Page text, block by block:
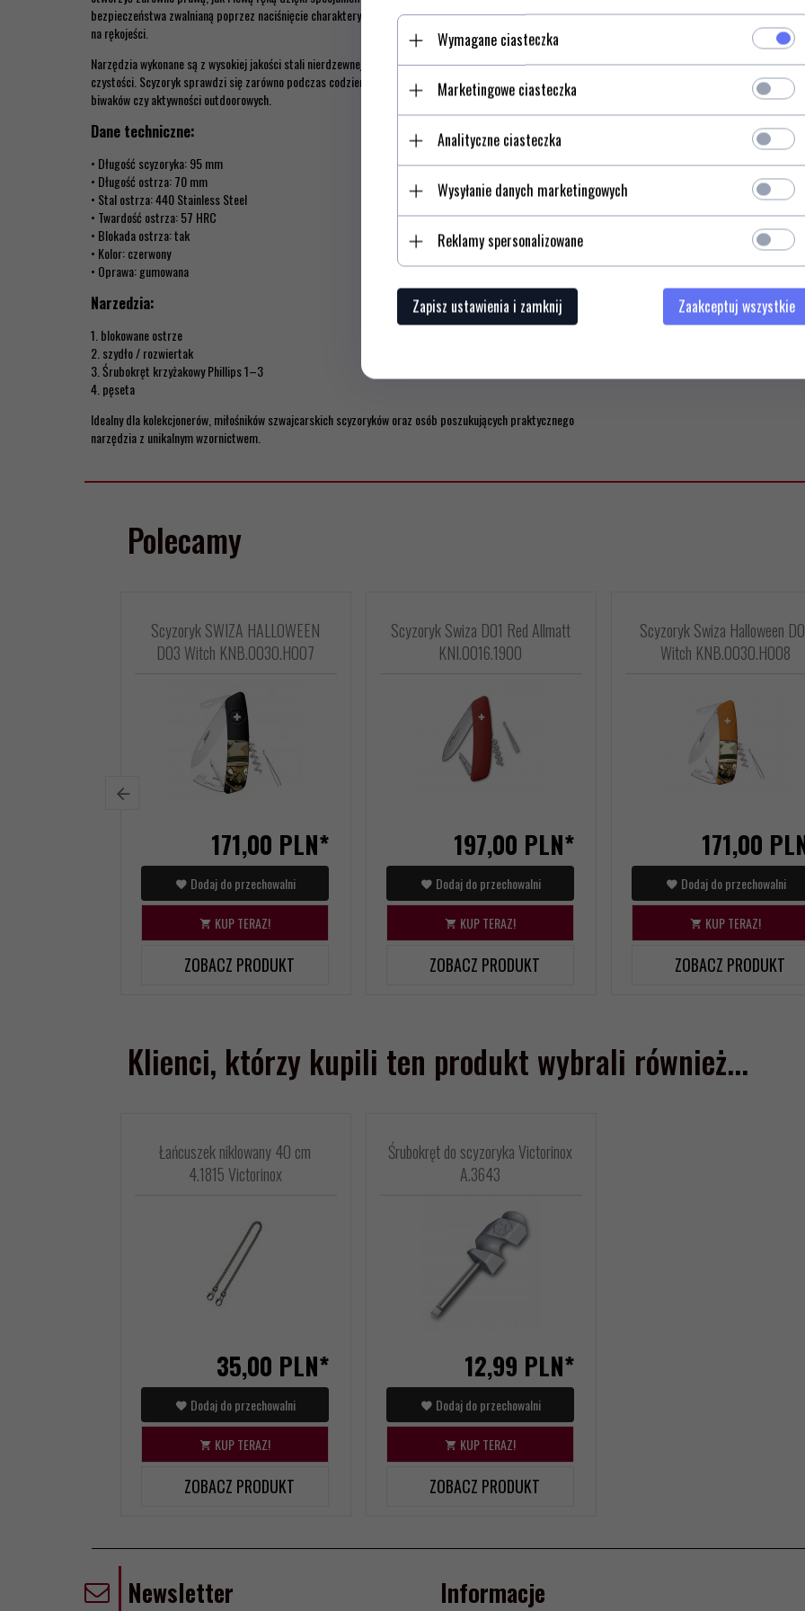
bezpieczeństwa zwalnianą poprzez naciśnięcie charakterystycznego szwajcarskiego krzyża umieszczonego
na rękojeści.
Narzędzia wykonane są z wysokiej jakości stali nierdzewnej, odpornej na korozję i łatwej w utrzymaniu
czystości. Scyzoryk sprawdzi się zarówno podczas codziennego użytkowania, jak i podczas wycieczek,
biwaków czy aktywności outdoorowych.
Dane techniczne:
• Długość scyzoryka: 95 mm
• Długość ostrza: 70 mm
• Stal ostrza: 440 Stainless Steel
• Twardość ostrza: 57 HRC
• Blokada ostrza: tak
• Kolor: czerwony
• Oprawa: gumowana
Narzedzia:
1. blokowane ostrze
2. szydło / rozwiertak
3. Śrubokręt krzyżakowy Phillips 1–3
4. pęseta
Idealny dla kolekcjonerów, miłośników szwajcarskich scyzoryków oraz osób poszukujących praktycznego
narzędzia z unikalnym wzornictwem.
Opinie
Polecamy
Scyzoryk SWIZA HALLOWEEN
D03 Witch KNB.0030.H007
171,00 PLN*
Dodaj do przechowalni
KUP TERAZ!
ZOBACZ PRODUKT
Scyzoryk Swiza D01 Red Allmatt
KNI.0016.1900
197,00 PLN*
Dodaj do przechowalni
KUP TERAZ!
ZOBACZ PRODUKT
Scyzoryk Swiza Halloween
Witch KNB.0030.H008
171,00
Dodaj do przechowalni
KUP TERAZ!
ZOBACZ PRODUKT
Klienci, którzy kupili ten produkt wybrali również...
Łańcuszek niklowany 40 cm
4.1815 Victorinox
35,00 PLN*
Dodaj do przechowalni
KUP TERAZ!
ZOBACZ PRODUKT
Śrubokręt do scyzoryka Victorinox
A.3643
12,99 PLN*
Dodaj do przechowalni
KUP TERAZ!
ZOBACZ PRODUKT
Informacje
Newsletter
Wymagane ciasteczka
Marketingowe ciasteczka
Analityczne ciasteczka
Wysyłanie danych marketingowych
Reklamy spersonalizowane
Zapisz ustawienia i zamknij Zaakceptuj wszystkie